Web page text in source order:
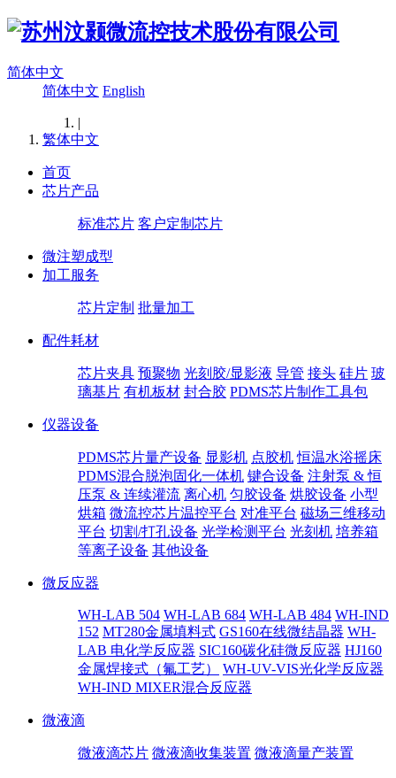
简体中文
简体中文 English
|
繁体中文
首页
芯片产品
标准芯片 客户定制芯片
微注塑成型
加工服务
芯片定制 批量加工
配件耗材
芯片夹具 预聚物 光刻胶/显影液 导管 接头 硅片 玻
璃基片 有机板材 封合胶 PDMS芯片制作工具包
仪器设备
PDMS芯片量产设备 显影机 点胶机 恒温水浴摇床
PDMS混合脱泡固化一体机 键合设备 注射泵 & 恒
压泵 & 连续灌流 离心机 匀胶设备 烘胶设备 小型
烘箱 微流控芯片温控平台 对准平台 磁场三维移动
平台 切割/打孔设备 光学检测平台 光刻机 培养箱
等离子设备 其他设备
微反应器
WH-LAB 504 WH-LAB 684 WH-LAB 484 WH-IND
152 MT280金属填料式 GS160在线微结晶器 WH-
LAB 电化学反应器 SIC160碳化硅微反应器 HJ160
金属焊接式（氟工艺）
WH-UV-VIS光化学反应器
WH-IND MIXER混合反应器
微液滴
微液滴芯片 微液滴收集装置 微液滴量产装置